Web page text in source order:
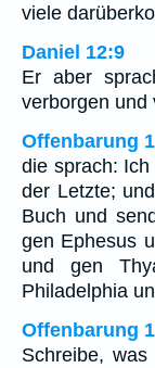
viele
Daniel 12:9
Er aber
verborgen und
Offenbarung
die sprach:
der Letzte;
Buch und
gen Ephesus
und gen
Philadelphia
Offenbarung
Schreibe,